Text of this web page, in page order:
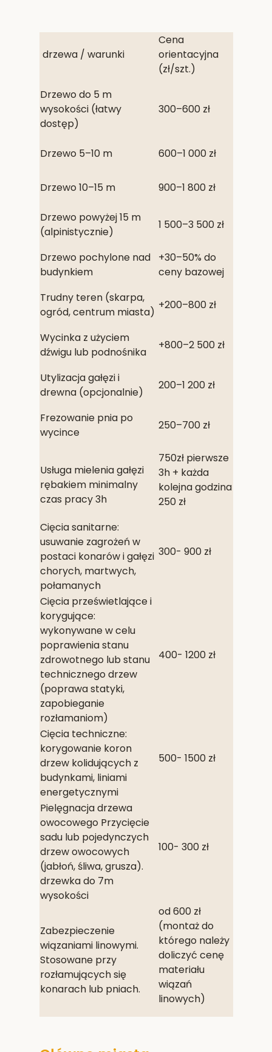
drzewa / warunki
Cena
orientacyjna
(zł/szt.)
Drzewo do 5 m
wysokości (łatwy
dostęp)
300–600 zł
Drzewo 5–10 m 600–1 000 zł
Drzewo 10–15 m 900–1 800 zł
Drzewo powyżej 15 m
(alpinistycznie)
1 500–3 500 zł
Drzewo pochylone nad
budynkiem
+30–50% do
ceny bazowej
Trudny teren (skarpa,
ogród, centrum miasta)
+200–800 zł
Wycinka z użyciem
dźwigu lub podnośnika
+800–2 500 zł
Utylizacja gałęzi i
drewna (opcjonalnie)
200–1 200 zł
Frezowanie pnia po
wycince
250–700 zł
Usługa mielenia gałęzi
rębakiem minimalny
czas pracy 3h
750zł pierwsze
3h + każda
kolejna godzina
250 zł
Cięcia sanitarne:
usuwanie zagrożeń w
postaci konarów i gałęzi
chorych, martwych,
połamanych
300- 900 zł
Cięcia prześwietlające i
korygujące:
wykonywane w celu
poprawienia stanu
zdrowotnego lub stanu
technicznego drzew
(poprawa statyki,
zapobieganie
rozłamaniom)
400- 1200 zł
Cięcia techniczne:
korygowanie koron
drzew kolidujących z
budynkami, liniami
energetycznymi
500- 1500 zł
Pielęgnacja drzewa
owocowego Przycięcie
sadu lub pojedynczych
drzew owocowych
(jabłoń, śliwa, grusza).
drzewka do 7m
wysokości
100- 300 zł
Zabezpieczenie
wiązaniami linowymi.
Stosowane przy
rozłamujących się
konarach lub pniach.
od 600 zł
(montaż do
którego należy
doliczyć cenę
materiału
wiązań
linowych)